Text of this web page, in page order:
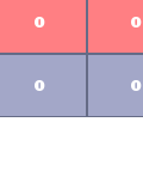
0 0
0 0